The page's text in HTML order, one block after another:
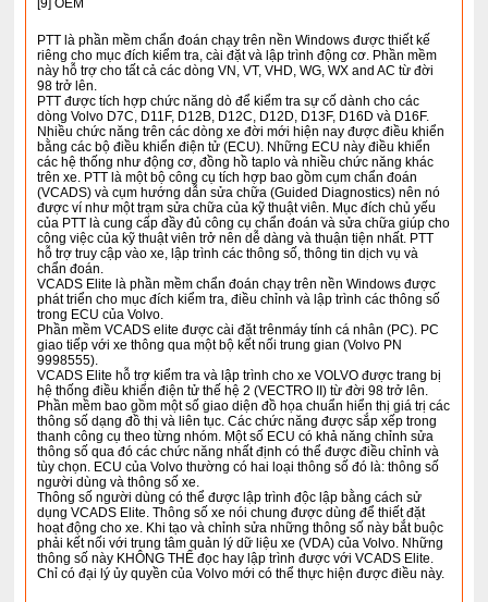
[9] OEM
PTT là phần mềm chẩn đoán chạy trên nền Windows được thiết kế
riêng cho mục đích kiểm tra, cài đặt và lập trình động cơ. Phần mềm
này hỗ trợ cho tất cả các dòng VN, VT, VHD, WG, WX and AC từ đời
98 trở lên.
PTT được tích hợp chức năng dò để kiểm tra sự cố dành cho các
dòng Volvo D7C, D11F, D12B, D12C, D12D, D13F, D16D và D16F.
Nhiều chức năng trên các dòng xe đời mới hiện nay được điều khiển
bằng các bộ điều khiển điện tử (ECU). Những ECU này điều khiển
các hệ thống như động cơ, đồng hồ taplo và nhiều chức năng khác
trên xe. PTT là một bộ công cụ tích hợp bao gồm cụm chẩn đoán
(VCADS) và cụm hướng dẫn sửa chữa (Guided Diagnostics) nên nó
được ví như một trạm sửa chữa của kỹ thuật viên. Mục đích chủ yếu
của PTT là cung cấp đầy đủ công cụ chẩn đoán và sửa chữa giúp cho
công việc của kỹ thuật viên trở nên dễ dàng và thuận tiện nhất. PTT
hỗ trợ truy cập vào xe, lập trình các thông số, thông tin dịch vụ và
chẩn đoán.
VCADS Elite là phần mềm chẩn đoán chạy trên nền Windows được
phát triển cho mục đích kiểm tra, điều chỉnh và lập trình các thông số
trong ECU của Volvo.
Phần mềm VCADS elite được cài đặt trênmáy tính cá nhân (PC). PC
giao tiếp với xe thông qua một bộ kết nối trung gian (Volvo PN
9998555).
VCADS Elite hỗ trợ kiểm tra và lập trình cho xe VOLVO được trang bị
hệ thống điều khiển điện tử thế hệ 2 (VECTRO II) từ đời 98 trở lên.
Phần mềm bao gồm một số giao diện đồ họa chuẩn hiển thị giá trị các
thông số dạng đồ thị và liên tục. Các chức năng được sắp xếp trong
thanh công cụ theo từng nhóm. Một số ECU có khả năng chỉnh sửa
thông số qua đó các chức năng nhất định có thể được điều chỉnh và
tùy chọn. ECU của Volvo thường có hai loại thông số đó là: thông số
người dùng và thông số xe.
Thông số người dùng có thể được lập trình độc lập bằng cách sử
dụng VCADS Elite. Thông số xe nói chung được dùng để thiết đặt
hoạt động cho xe. Khi tạo và chỉnh sửa những thông số này bắt buộc
phải kết nối với trung tâm quản lý dữ liệu xe (VDA) của Volvo. Những
thông số này KHÔNG THỂ đọc hay lập trình được với VCADS Elite.
Chỉ có đại lý ủy quyền của Volvo mới có thể thực hiện được điều này.